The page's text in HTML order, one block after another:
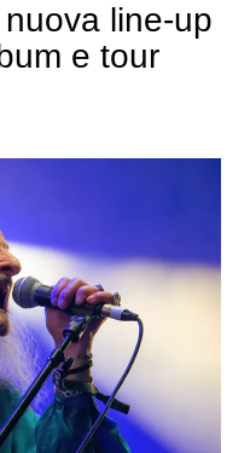
line-up
e tour